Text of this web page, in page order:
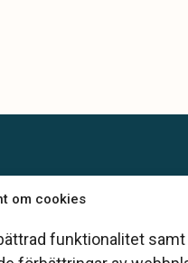
om cookies
funktionalitet
kunniga lokala familjeföretag